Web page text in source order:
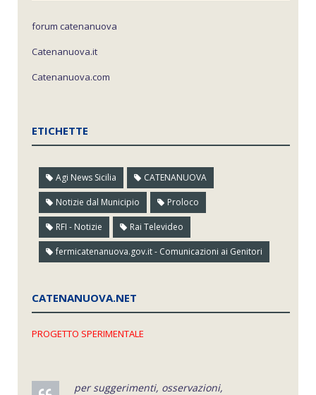
forum catenanuova
Catenanuova.it
Catenanuova.com
ETICHETTE
Agi News Sicilia CATENANUOVA
Notizie dal Municipio Proloco
RFI - Notizie Rai Televideo
fermicatenanuova.gov.it - Comunicazioni ai Genitori
CATENANUOVA.NET
PROGETTO SPERIMENTALE
per suggerimenti, osservazioni,